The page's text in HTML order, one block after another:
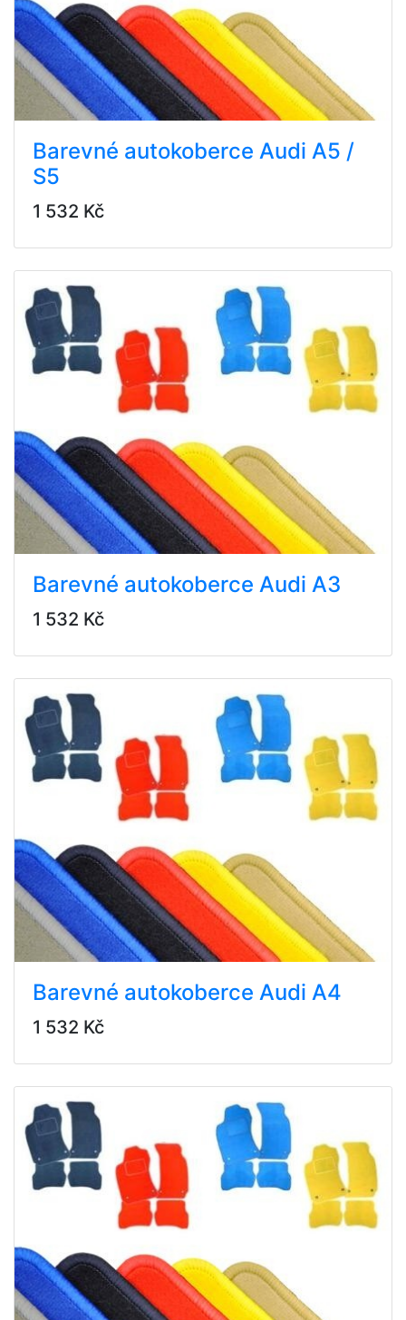
Barevné autokoberce Audi A5 /
S5
1 532 Kč
Barevné autokoberce Audi A3
1 532 Kč
Barevné autokoberce Audi A4
1 532 Kč